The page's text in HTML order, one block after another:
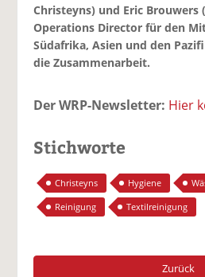
Christeyns) und Eric Brouwers
Operations Director für den
Südafrika, Asien und den
die Zusammenarbeit.
Der WRP-Newsletter: Hier
Stichworte
Christeyns Hygiene
Reinigung
Textilreinigung
Zurück